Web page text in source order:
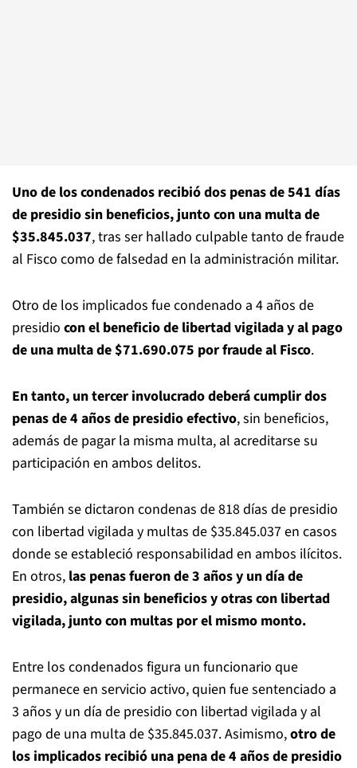
Uno de los condenados recibió dos penas de 541 días
de presidio sin beneficios, junto con una multa de
$35.845.037, tras ser hallado culpable tanto de fraude
al Fisco como de falsedad en la administración militar.
Otro de los implicados fue condenado a 4 años de
presidio con el beneficio de libertad vigilada y al pago
de una multa de $71.690.075 por fraude al Fisco.
En tanto, un tercer involucrado deberá cumplir dos
penas de 4 años de presidio efectivo, sin beneficios,
además de pagar la misma multa, al acreditarse su
participación en ambos delitos.
También se dictaron condenas de 818 días de presidio
con libertad vigilada y multas de $35.845.037 en casos
donde se estableció responsabilidad en ambos ilícitos.
En otros, las penas fueron de 3 años y un día de
presidio, algunas sin beneficios y otras con libertad
vigilada, junto con multas por el mismo monto.
Entre los condenados figura un funcionario que
permanece en servicio activo, quien fue sentenciado a
3 años y un día de presidio con libertad vigilada y al
pago de una multa de $35.845.037. Asimismo,otro de
los implicados recibió una pena de 4 años de presidio